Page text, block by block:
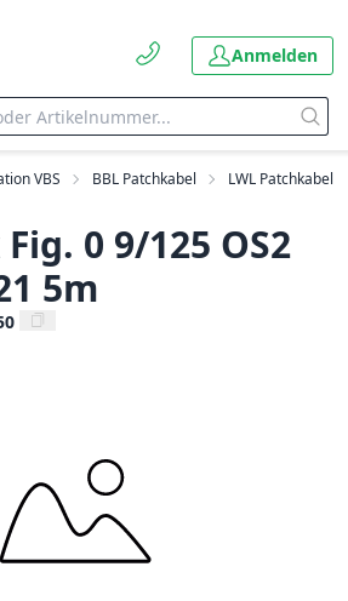
Anmelden
VBS BBL Patchkabel LWL Patchkabel
0 9/125 OS2
5m